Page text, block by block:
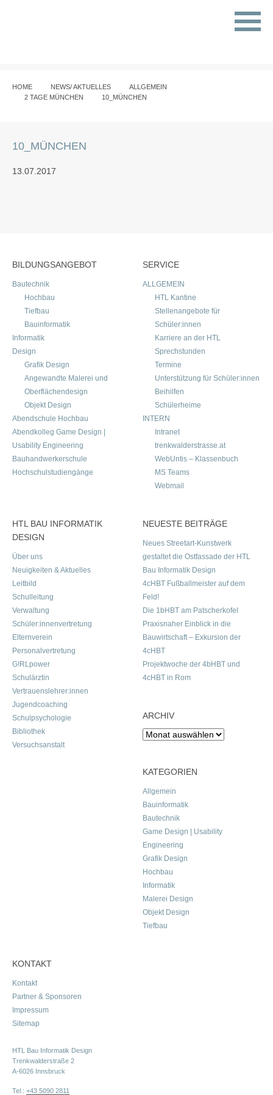
HOME NEWS/ AKTUELLES
ALLGEMEIN
2 TAGE MÜNCHEN
10_MÜNCHEN
10_MÜNCHEN
13.07.2017
BILDUNGSANGEBOT
Bautechnik
Hochbau
Tiefbau
Bauinformatik
Informatik
Design
Grafik Design
Angewandte Malerei und
Oberflächendesign
Objekt Design
Abendschule Hochbau
Abendkolleg Game Design |
Usability Engineering
Bauhandwerkerschule
Hochschulstudiengänge
SERVICE
ALLGEMEIN
HTL Kantine
Stellenangebote für
Schüler:innen
Karriere an der HTL
Sprechstunden
Termine
Unterstützung für Schüler:innen
Beihilfen
Schülerheime
INTERN
Intranet
trenkwalderstrasse.at
WebUntis – Klassenbuch
MS Teams
Webmail
HTL BAU INFORMATIK
DESIGN
Über uns
Neuigkeiten & Aktuelles
Leitbild
Schulleitung
Verwaltung
Schüler:innenvertretung
Elternverein
Personalvertretung
G!RLpower
Schulärztin
Vertrauenslehrer:innen
Jugendcoaching
Schulpsychologie
Bibliothek
Versuchsanstalt
NEUESTE BEITRÄGE
Neues Streetart-Kunstwerk
gestaltet die Ostfassade der HTL
Bau Informatik Design
4cHBT Fußballmeister auf dem
Feld!
Die 1bHBT am Patscherkofel
Praxisnaher Einblick in die
Bauwirtschaft – Exkursion der
4cHBT
Projektwoche der 4bHBT und
4cHBT in Rom
ARCHIV
Archiv
KATEGORIEN
Allgemein
Bauinformatik
Bautechnik
Game Design | Usability
Engineering
Grafik Design
Hochbau
Informatik
Malerei Design
Objekt Design
Tiefbau
KONTAKT
Kontakt
Partner & Sponsoren
Impressum
Sitemap
HTL Bau Informatik Design
Trenkwalderstraße 2
A-6026 Innsbruck
Tel.: +43 5090 2811